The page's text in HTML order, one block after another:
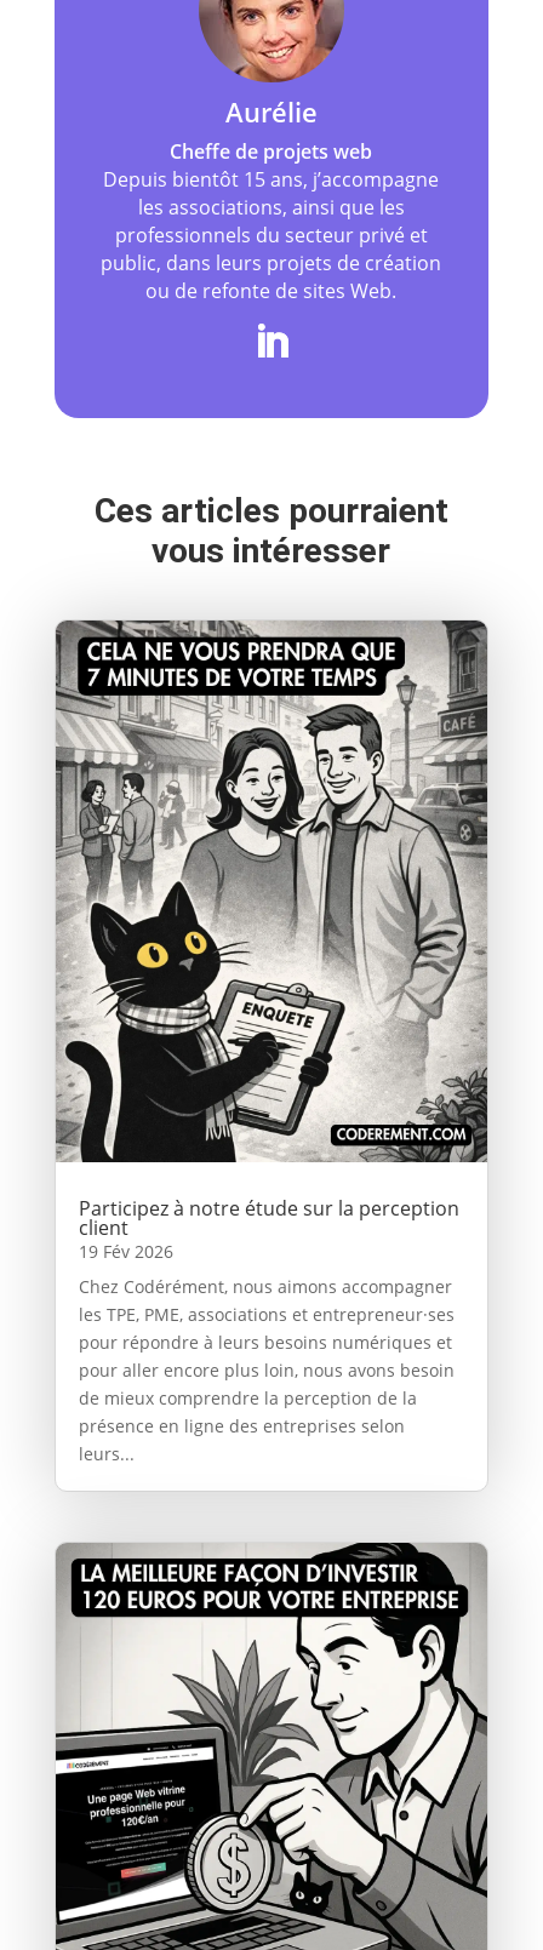
Aurélie
Cheffe de projets web
Depuis bientôt 15 ans, j’accompagne
les associations, ainsi que les
professionnels du secteur privé et
public, dans leurs projets de création
ou de refonte de sites Web.
Ces articles pourraient
vous intéresser
Participez à notre étude sur la perception
client
19 Fév 2026
Chez Codérément, nous aimons accompagner
les TPE, PME, associations et entrepreneur·ses
pour répondre à leurs besoins numériques et
pour aller encore plus loin, nous avons besoin
de mieux comprendre la perception de la
présence en ligne des entreprises selon
leurs...